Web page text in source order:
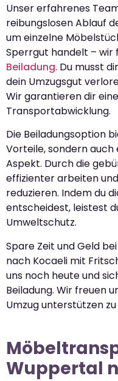
Unser erfahrenes
reibungslosen Ablauf
um einzelne
Sperrgut handelt – wir
Beiladung. Du musst
dein Umzugsgut
Wir garantieren dir
Transportabwicklung.
Die Beiladungsoption
Vorteile, sondern
Aspekt. Durch die
effizienter arbeiten
reduzieren. Indem du
entscheidest, leistest
Umweltschutz.
Spare Zeit und Geld
nach Kocaeli mit
uns noch heute und
Beiladung. Wir freuen
Umzug unterstützen
Wuppertal